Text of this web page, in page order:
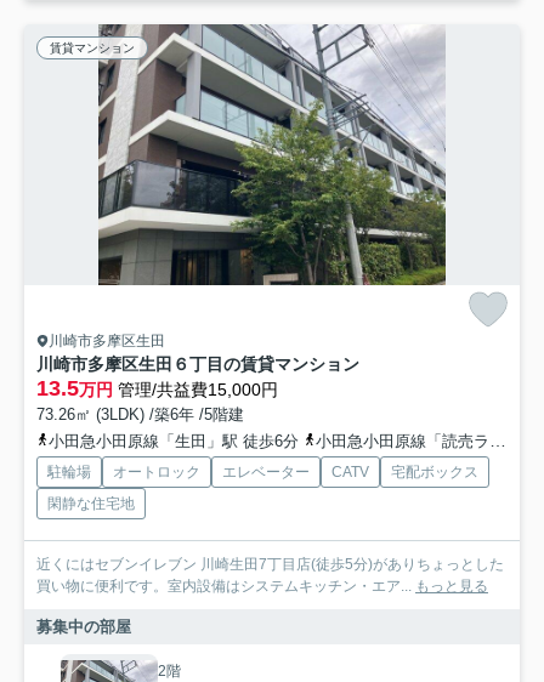
賃貸マンション
川崎市多摩区生田
川崎市多摩区生田６丁目の賃貸マンション
13.5万円 管理/共益費15,000円
73.26㎡ (3LDK) /築6年 /5階建
小田急小田原線「生田」駅 徒歩6分
小田急小田原線「読売ランド前」駅 徒歩15分
駐輪場 オートロック エレベーター CATV
宅配ボックス
閑静な住宅地
近くにはセブンイレブン 川崎生田7丁目店(徒歩5分)がありちょっとした
買い物に便利です。室内設備はシステムキッチン・エア... もっと見る
募集中の部屋
2階